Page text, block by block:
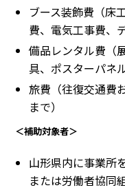
ブース装飾費（床
費、電気工事費、
備品レンタル費（
具、ポスターパネ
旅費（往復交通費
まで）
＜補助対象者＞
山形県内に事業所
または労働者協同